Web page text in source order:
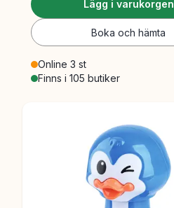
Lägg i varukorgen
Boka och hämta
Online 3 st
Finns i 105 butiker